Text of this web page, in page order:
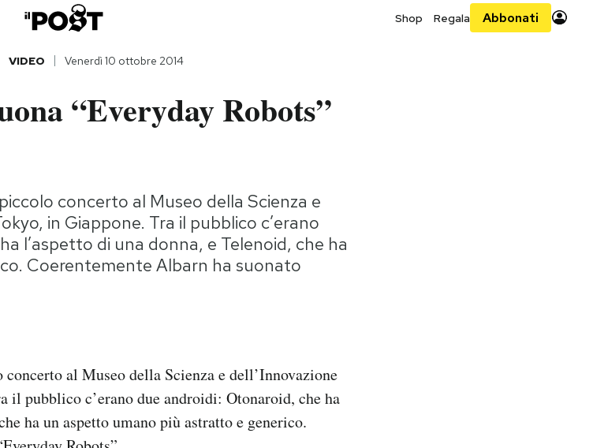
Shop Regala Abbonati
VIDEO Venerdì 10 ottobre 2014
“Everyday Robots”
concerto al Museo della Scienza e
in Giappone. Tra il pubblico c’erano
l’aspetto di una donna, e Telenoid, che ha
Coerentemente Albarn ha suonato
al Museo della Scienza e dell’Innovazione
il pubblico c’erano due androidi: Otonaroid, che ha
ha un aspetto umano più astratto e generico.